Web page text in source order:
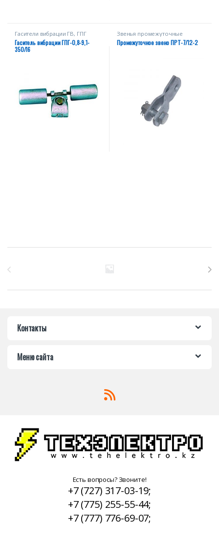
Гасители вибрации ГВ, ГПГ
Гаситель вибрации ГПГ-0,8-9,1-
350/16
Звенья промежуточные
Промежуточное звено ПРТ-7/12-2
Контакты
Меню сайта
Есть вопросы? Звоните!
+7 (727) 317-03-19;
+7 (775) 255-55-44;
+7 (777) 776-69-07;